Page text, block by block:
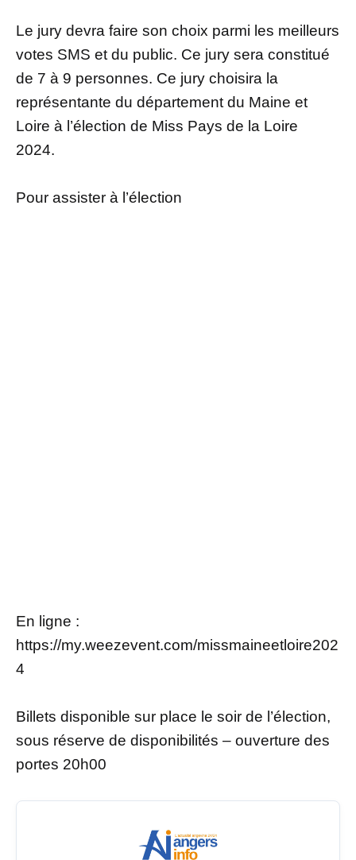
Le jury devra faire son choix parmi les meilleurs
votes SMS et du public. Ce jury sera constitué
de 7 à 9 personnes. Ce jury choisira la
représentante du département du Maine et
Loire à l’élection de Miss Pays de la Loire
2024.
Pour assister à l’élection
En ligne :
https://my.weezevent.com/missmaineetloire202
4
Billets disponible sur place le soir de l’élection,
sous réserve de disponibilités – ouverture des
portes 20h00